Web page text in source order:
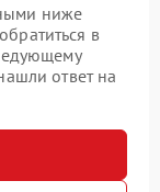
ниже
в
ответ на